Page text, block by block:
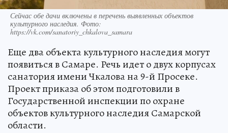
Сейчас обе дачи включены в перечень выявленных объектов
культурного наследия. Фото:
https://vk.com/sanatoriy_chkalova_samara
Еще два объекта культурного наследия могут
появиться в Самаре. Речь идет о двух корпусах
санатория имени Чкалова на 9-й Просеке.
Проект приказа об этом подготовили в
Государственной инспекции по охране
объектов культурного наследия Самарской
области.